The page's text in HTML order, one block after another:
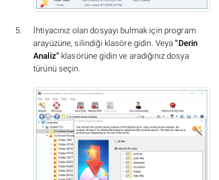
İhtiyacınız olan dosyayı bulmak için program
arayüzüne, silindiği klasöre gidin. Veya"Derin
Analiz" klasörüne gidin ve aradığınız dosya
türünü seçin.